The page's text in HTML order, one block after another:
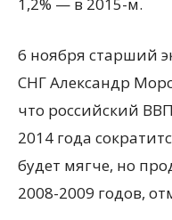
6 ноября старший
СНГ Александр
что российский
2014 года
будет мягче, но
2008-2009 годов,